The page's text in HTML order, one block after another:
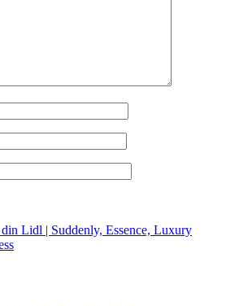
Lidl | Suddenly, Essence, Luxury